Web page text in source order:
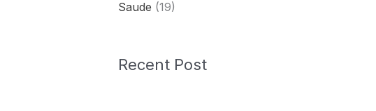
Saude (19)
Recent Post